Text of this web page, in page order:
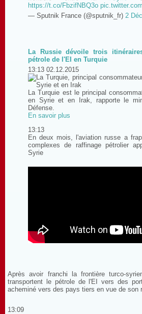
https://t.co/FbzifNBQ3o
— Sputnik France (@sputnik_fr) 2
La Russie dévoile trois
pétrole de l'EI en Turquie
13:13 02.12.2015
La Turquie est le principal
en Syrie et en Irak, rapporte le
Défense.
En savoir plus
13:13
En deux mois, l'aviation russe a
complexes de raffinage pétrolier
Syrie
Après avoir franchi la frontière turco-
transportent le pétrole de l'EI vers des
acheminé vers des pays tiers en vue de son
13:09